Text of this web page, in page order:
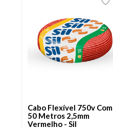
Cabo Flexível 750v Com
50 Metros 2,5mm
Vermelho - Sil